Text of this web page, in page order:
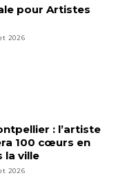
pour Artistes
2026
: l’artiste
100 cœurs en
la ville
2026